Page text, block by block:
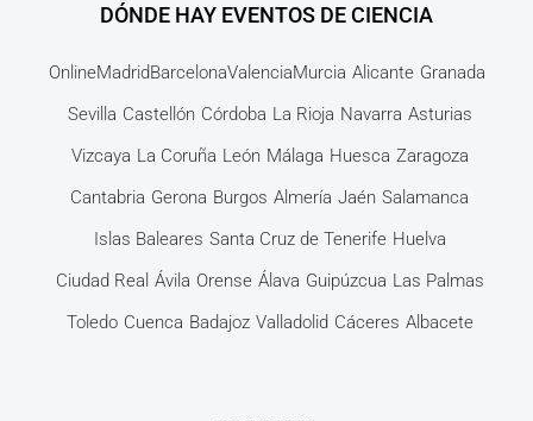
DÓNDE HAY EVENTOS DE CIENCIA
OnlineMadridBarcelonaValenciaMurcia Alicante Granada
Sevilla Castellón Córdoba La Rioja Navarra Asturias
Vizcaya La Coruña León Málaga Huesca Zaragoza
Cantabria Gerona Burgos Almería Jaén Salamanca
Islas Baleares Santa Cruz de Tenerife Huelva
Ciudad Real Ávila Orense Álava Guipúzcua Las Palmas
Toledo Cuenca Badajoz Valladolid Cáceres Albacete